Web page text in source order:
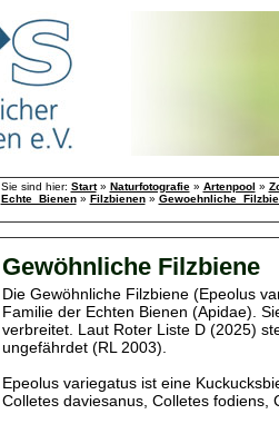
Sie sind hier: Start» Naturfotografie» Artenpool »
Echte_Bienen» Filzbienen»
Gewöhnliche Filzbiene
Die Gewöhnliche Filzbiene (Epeolus
Familie der Echten Bienen (Apidae).
verbreitet. Laut Roter Liste D (2025)
ungefährdet (RL 2003).
Epeolus variegatus ist eine
Colletes daviesanus, Colletes fodiens,